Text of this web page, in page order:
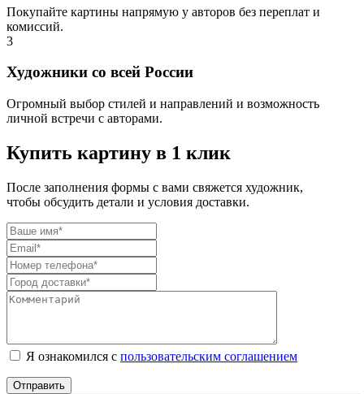
Покупайте картины напрямую у авторов без переплат и
комиссий.
3
Художники со всей России
Огромный выбор стилей и направлений и возможность
личной встречи с авторами.
Купить картину в 1 клик
После заполнения формы с вами свяжется художник,
чтобы обсудить детали и условия доставки.
Я ознакомился с пользовательским соглашением